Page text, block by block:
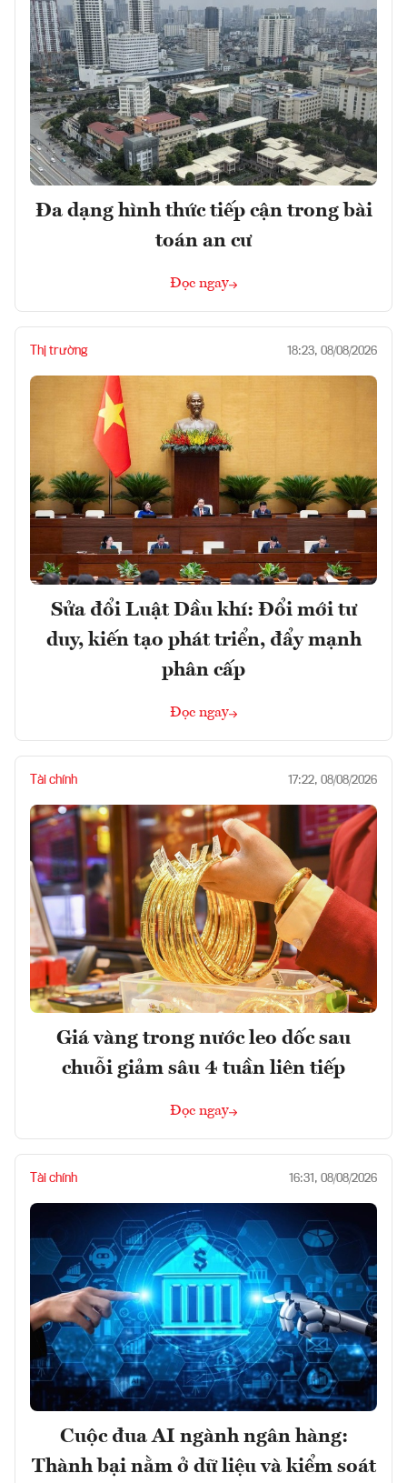
Đa dạng hình thức tiếp cận trong bài
toán an cư
Đọc ngay
Thị trường 18:23, 08/08/2026
Sửa đổi Luật Dầu khí: Đổi mới tư
duy, kiến tạo phát triển, đẩy mạnh
phân cấp
Đọc ngay
Tài chính 17:22, 08/08/2026
Giá vàng trong nước leo dốc sau
chuỗi giảm sâu 4 tuần liên tiếp
Đọc ngay
Tài chính 16:31, 08/08/2026
Cuộc đua AI ngành ngân hàng:
Thành bại nằm ở dữ liệu và kiểm soát